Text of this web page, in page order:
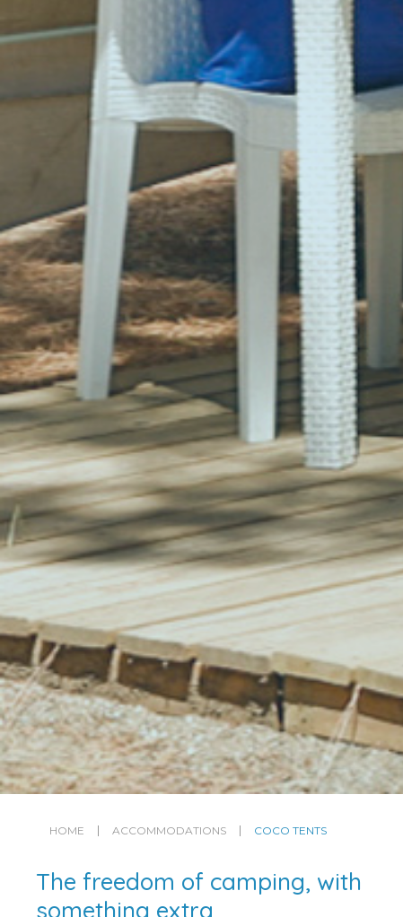
HOME ACCOMMODATIONS COCO TENTS
The freedom of camping, with
something extra